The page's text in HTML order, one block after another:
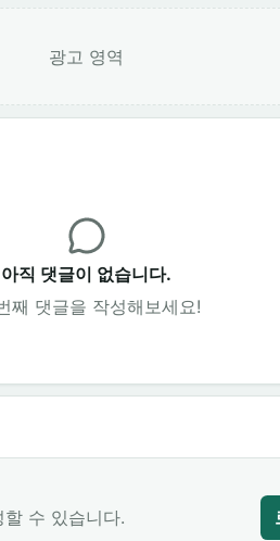
광고 영역
아직 댓글이 없습니다.
째 댓글을 작성해보세요!
수 있습니다.